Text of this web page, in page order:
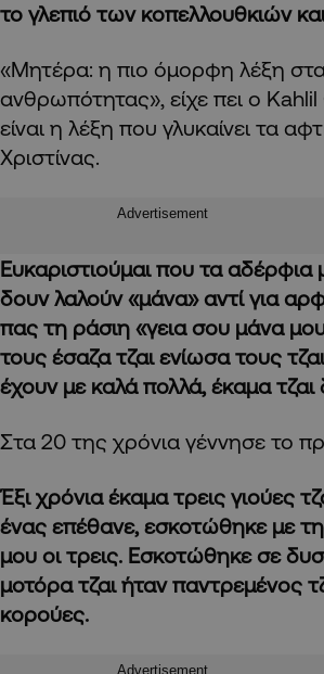
το γλεπιό των κοπελλουθκιών
«Μητέρα: η πιο όμορφη λέξη στα
ανθρωπότητας», είχε πει ο
είναι η λέξη που γλυκαίνει τα
Χριστίνας.
Advertisement
Ευκαριστιούμαι που τα
δουν λαλούν «μάνα» αντί για
πας τη ράσιη «γεια σου μάνα
τους έσαζα τζαι ενίωσα τους
έχουν με καλά πολλά, έκαμα τζαι
Στα 20 της χρόνια γέννησε το
Έξι χρόνια έκαμα τρεις γιούες
ένας επέθανε, εσκοτώθηκε με
μου οι τρεις. Εσκοτώθηκε σε
μοτόρα τζαι ήταν παντρεμένος
κορούες.
Advertisement